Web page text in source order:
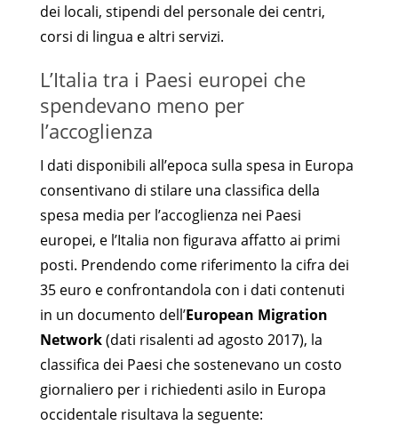
dei locali, stipendi del personale dei centri,
corsi di lingua e altri servizi.
L’Italia tra i Paesi europei che
spendevano meno per
l’accoglienza
I dati disponibili all’epoca sulla spesa in Europa
consentivano di stilare una classifica della
spesa media per l’accoglienza nei Paesi
europei, e l’Italia non figurava affatto ai primi
posti. Prendendo come riferimento la cifra dei
35 euro e confrontandola con i dati contenuti
in un documento dell’European Migration
Network(dati risalenti ad agosto 2017), la
classifica dei Paesi che sostenevano un costo
giornaliero per i richiedenti asilo in Europa
occidentale risultava la seguente: